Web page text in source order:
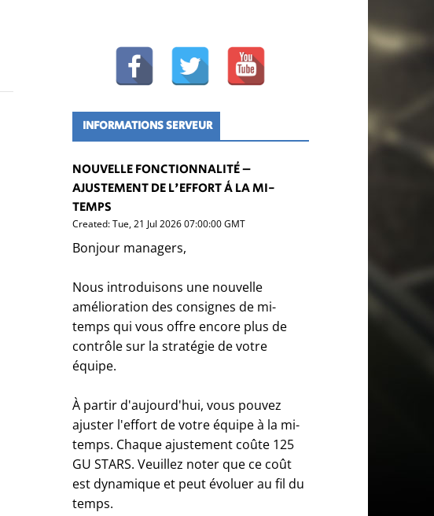
INFORMATIONS SERVEUR
NOUVELLE FONCTIONNALITÉ –
AJUSTEMENT DE L'EFFORT À LA MI-
TEMPS
Created: Tue, 21 Jul 2026 07:00:00 GMT
Bonjour managers,
Nous introduisons une nouvelle
amélioration des consignes de mi-
temps qui vous offre encore plus de
contrôle sur la stratégie de votre
équipe.
À partir d'aujourd'hui, vous pouvez
ajuster l'effort de votre équipe à la mi-
temps. Chaque ajustement coûte 125
GU STARS. Veuillez noter que ce coût
est dynamique et peut évoluer au fil du
temps.